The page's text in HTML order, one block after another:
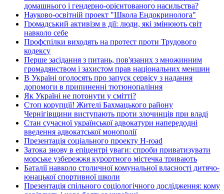
домашнього і гендерно-орієнтованого насильства?
Науково-освітній проект "Школа Ендокринолога"
Громадський активізм в дії: люди, які змінюють світ
навколо себе
Профспілки виходять на протест проти Трудового
кодексу
Перше засідання з питань, пов'язаних з множинним
громадянством і захистом прав національних меншин
В Україні оголосять про запуск сервісу з надання
допомоги в припиненні тютюнопаління
Як Україні не потонути у смітті?
Стоп корупції! Жителі Бахмацького району
Чернігівщини виступають проти злочинців при владі
Стан сучасної української адвокатури напередодні
введення адвокатської монополії
Презентація соціального проекту H-road
Затока знову в епіцентрі уваги: спроби приватизувати
морське узбережжя курортного містечка тривають
Баталії навколо столичної комунальної власності дитячо-
юнацької спортивної школи
Презентація спільного соціологічного дослідження: кому